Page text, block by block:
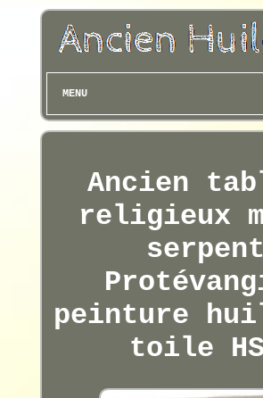
MENU
Ancien
religieux
serpent
peinture
toile